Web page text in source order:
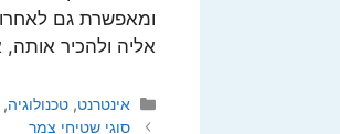
ומאפשרת גם
אליה ולהכיר
קטגוריות
אינטרנט,טכנולוגיה
סוגי שטיחי צמר